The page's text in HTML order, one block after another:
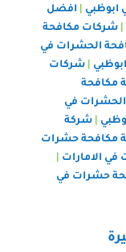
افضل
شركات مكافحة
الحشرات في
شركات
مكافحة
في
شركة
مكافحة حشرات
الامارات
حشرات في